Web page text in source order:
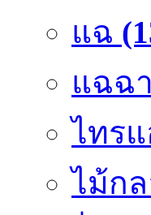
แฉ
แฉฉ
ไทรแ
ไม้ก